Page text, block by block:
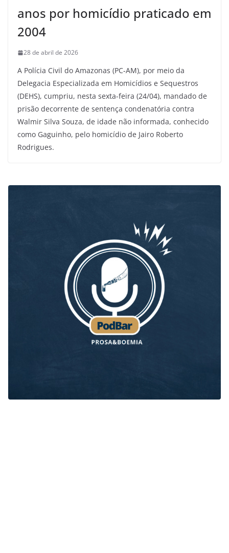
anos por homicídio praticado em
2004
28 de abril de 2026
A Polícia Civil do Amazonas (PC-AM), por meio da
Delegacia Especializada em Homicídios e Sequestros
(DEHS), cumpriu, nesta sexta-feira (24/04), mandado de
prisão decorrente de sentença condenatória contra
Walmir Silva Souza, de idade não informada, conhecido
como Gaguinho, pelo homicídio de Jairo Roberto
Rodrigues.